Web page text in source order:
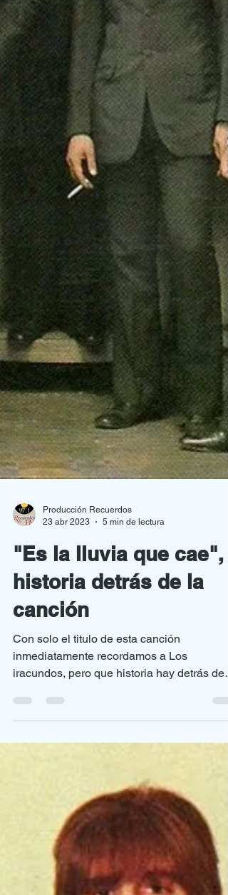
Producción Recuerdos
5 min de lectura
"Es la lluvia que cae",
historia detrás de la
canción
inmediatamente recordamos a Los
iracundos, pero que historia hay detrás de